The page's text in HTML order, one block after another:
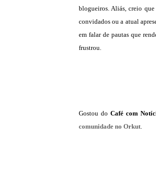
blogueiros. Aliás, creio que
convidados ou a atual
em falar de pautas que
frustrou.
Gostou do Café com
comunidade no Orkut.